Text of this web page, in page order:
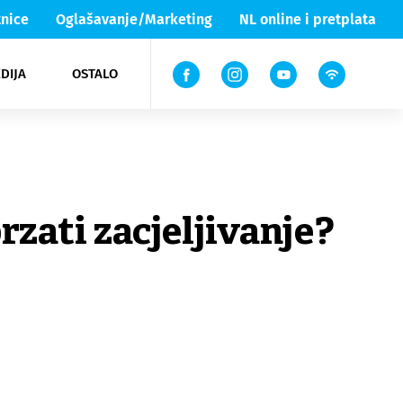
Oglašavanje/Marketing NL online i pretplata
OSTALO
Lika & Senj
TV
zacjeljivanje?